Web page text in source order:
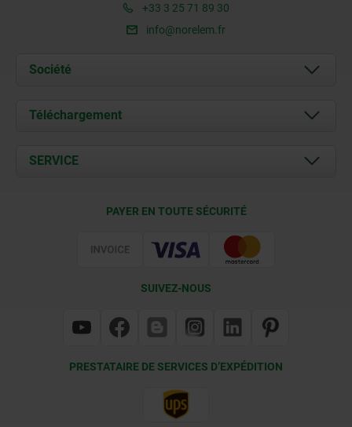
+33 3 25 71 89 30
info@norelem.fr
Société
À propos de nous
Contact
Téléchargement
Documents
SERVICE
PAYER EN TOUTE SÉCURITÉ
SUIVEZ-NOUS
PRESTATAIRE DE SERVICES D’EXPÉDITION